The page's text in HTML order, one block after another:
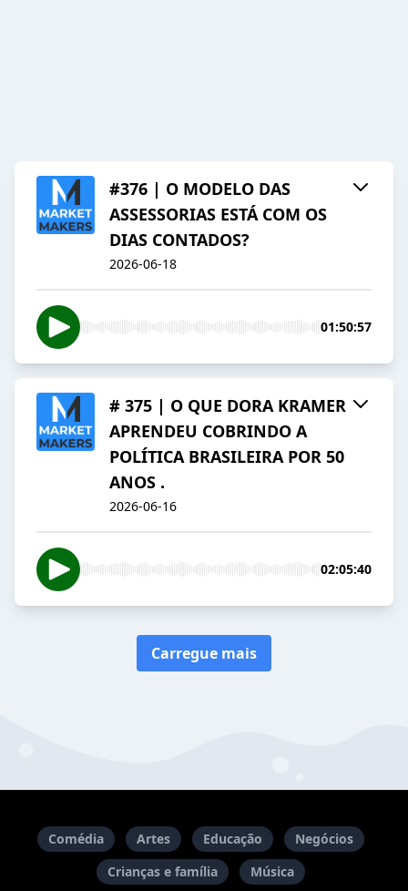
#376 | O MODELO DAS
ASSESSORIAS ESTÁ COM OS
DIAS CONTADOS?
2026-06-18
01:50:57
# 375 | O QUE DORA KRAMER
APRENDEU COBRINDO A
POLÍTICA BRASILEIRA POR 50
ANOS .
2026-06-16
02:05:40
Carregue mais
Comédia Artes Educação
Negócios
Crianças e família
Música